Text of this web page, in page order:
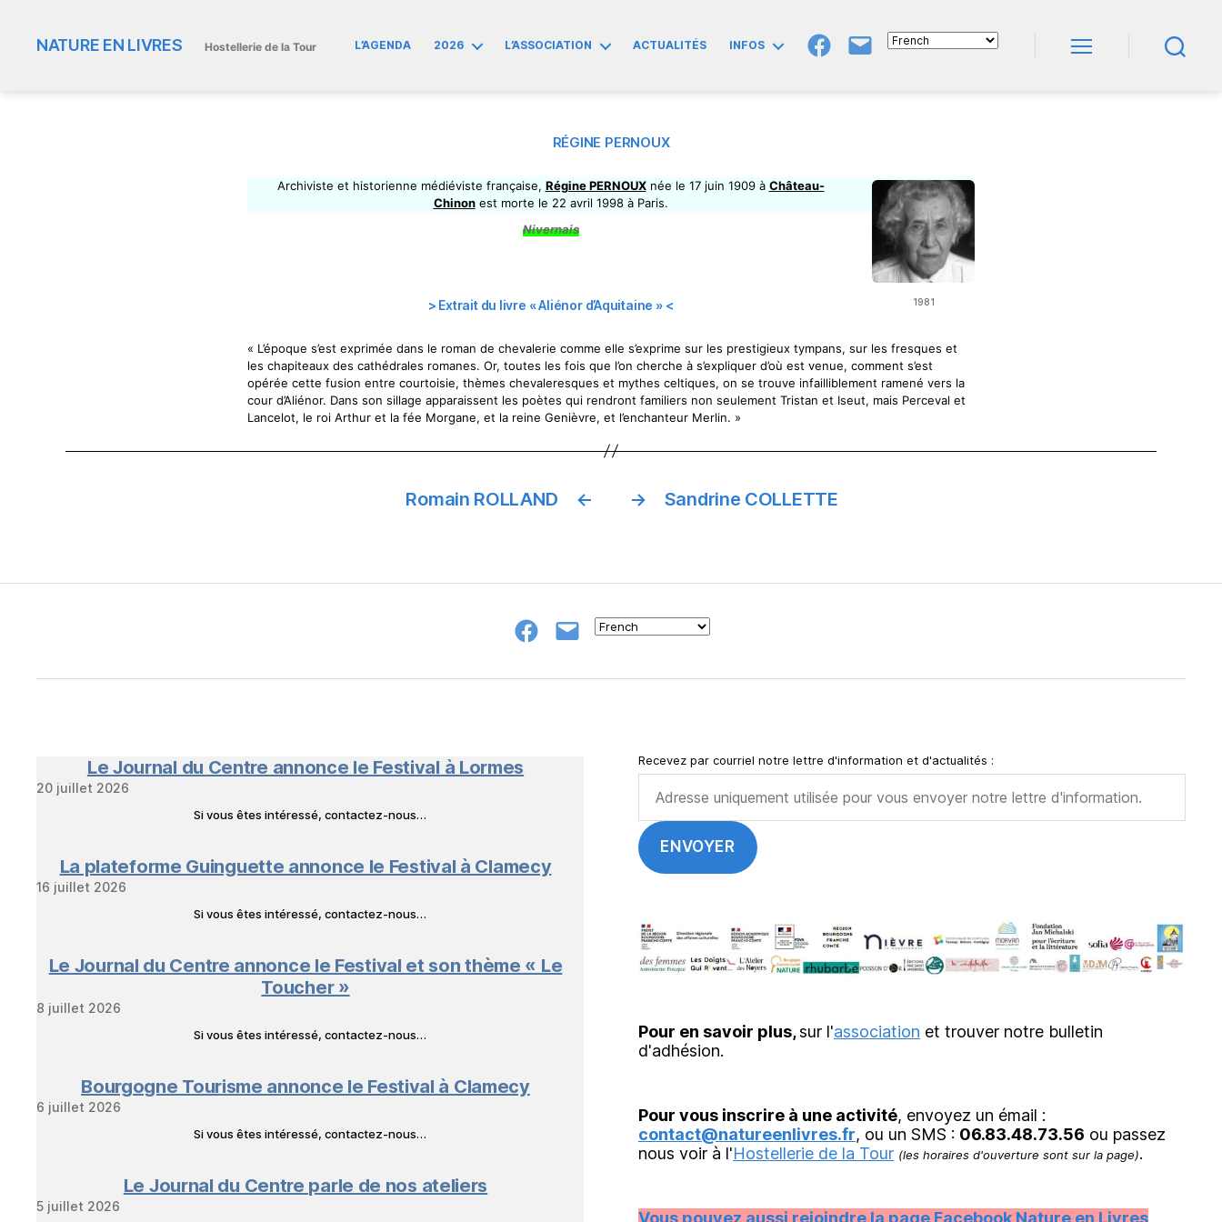
NATURE EN LIVRES Hostellerie de la Tour L’AGENDA 2026 L’ASSOCIATION ACTUALITÉS INFOS
GroupeE-
RÉGINE PERNOUX
1981
Archiviste et historienne médiéviste française, Régine PERNOUXnée le 17 juin 1909 à Château-
Chinonest morte le 22 avril 1998 à Paris.
Nivernais
> Extrait du livre « Aliénor d’Aquitaine » <
« L’époque s’est exprimée dans le roman de chevalerie comme elle s’exprime sur les prestigieux tympans, sur les fresques et
les chapiteaux des cathédrales romanes. Or, toutes les fois que l’on cherche à s’expliquer d’où est venue, comment s’est
opérée cette fusion entre courtoisie, thèmes chevaleresques et mythes celtiques, on se trouve infailliblement ramené vers la
cour d’Aliénor. Dans son sillage apparaissent les poètes qui rendront familiers non seulement Tristan et Iseut, mais Perceval et
Lancelot, le roi Arthur et la fée Morgane, et la reine Genièvre, et l’enchanteur Merlin. »
←
Romain ROLLAND → Sandrine COLLETTE
GroupeE-
Le Journal du Centre annonce le Festival à Lormes
20 juillet 2026
Si vous êtes intéressé, contactez-nous…
La plateforme Guinguette annonce le Festival à Clamecy
16 juillet 2026
Si vous êtes intéressé, contactez-nous…
Le Journal du Centre annonce le Festival et son thème « Le
Toucher »
8 juillet 2026
Si vous êtes intéressé, contactez-nous…
Bourgogne Tourisme annonce le Festival à Clamecy
6 juillet 2026
Si vous êtes intéressé, contactez-nous…
Le Journal du Centre parle de nos ateliers
5 juillet 2026
Recevez par courriel notre lettre d'information et d'actualités :
Pour en savoir plus,sur l'association et trouver notre bulletin
d'adhésion.
Pour vous inscrire à une activité, envoyez un émail :
contact@natureenlivres.fr, ou un SMS : 06.83.48.73.56 ou passez
nous voir à l'Hostellerie de la Tour (les horaires d'ouverture sont sur la page).